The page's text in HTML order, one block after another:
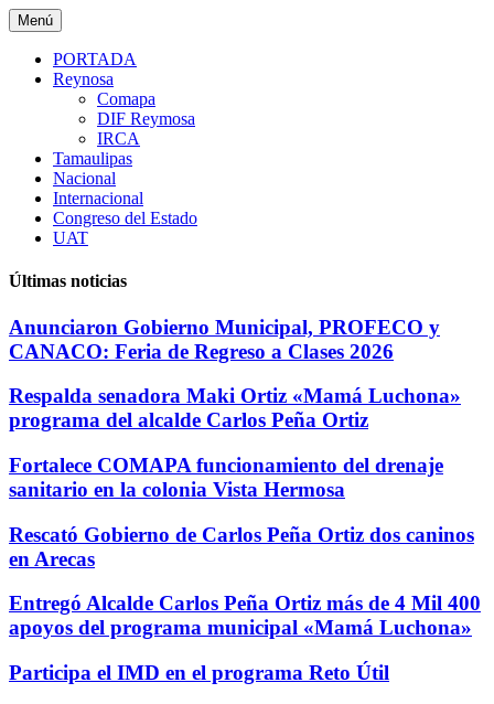
Saltar
al
contenido
Menú
PORTADA
Reynosa
Comapa
DIF Reymosa
IRCA
Tamaulipas
Nacional
Internacional
Congreso del Estado
UAT
Últimas noticias
Anunciaron Gobierno Municipal, PROFECO y
CANACO: Feria de Regreso a Clases 2026
Respalda senadora Maki Ortiz «Mamá Luchona»
programa del alcalde Carlos Peña Ortiz
Fortalece COMAPA funcionamiento del drenaje
sanitario en la colonia Vista Hermosa
Rescató Gobierno de Carlos Peña Ortiz dos caninos
en Arecas
Entregó Alcalde Carlos Peña Ortiz más de 4 Mil 400
apoyos del programa municipal «Mamá Luchona»
Participa el IMD en el programa Reto Útil